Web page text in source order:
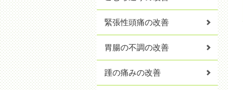
緊張性頭痛の改善
胃腸の不調の改善
踵の痛みの改善